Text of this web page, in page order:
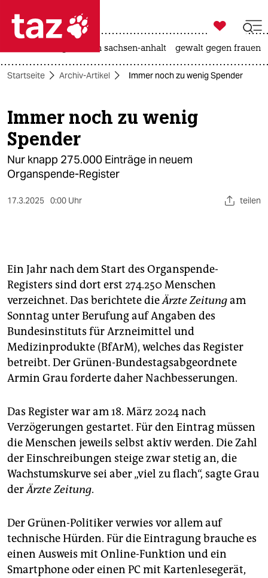
 taz zahl ich
taz zahl ich
themen
politik
öko
berlin
nord
wahrheit
verlag
verlag
shop
fragen & hilfe
unterstützen
abo
genossenschaft
epaper login

taz zahl ich
landtagswahl in sachsen-anhalt gewalt gegen frauen
Startseite Archiv-Artikel Immer noch zu wenig Spender
Immer noch zu wenig
Spender
Nur knapp 275.000 Einträge in neuem
Organspende-Register
17.3.2025 0:00 Uhr teilen
Ein Jahr nach dem Start des Organspende-
Registers sind dort erst 274.250 Menschen
verzeichnet. Das berichtete dieÄrzte Zeitungam
Sonntag unter Berufung auf Angaben des
Bundesinstituts für Arzneimittel und
Medizinprodukte (BfArM), welches das Register
betreibt. Der Grünen-Bundestagsabgeordnete
Armin Grau forderte daher Nachbesserungen.
Das Register war am 18. März 2024 nach
Verzögerungen gestartet. Für den Eintrag müssen
die Menschen jeweils selbst aktiv werden. Die Zahl
der Einschreibungen steige zwar stetig an, die
Wachstumskurve sei aber „viel zu flach“, sagte Grau
derÄrzte Zeitung.
Der Grünen-Politiker verwies vor allem auf
technische Hürden. Für die Eintragung brauche es
einen Ausweis mit Online-Funktion und ein
Smartphone oder einen PC mit Kartenlesegerät,